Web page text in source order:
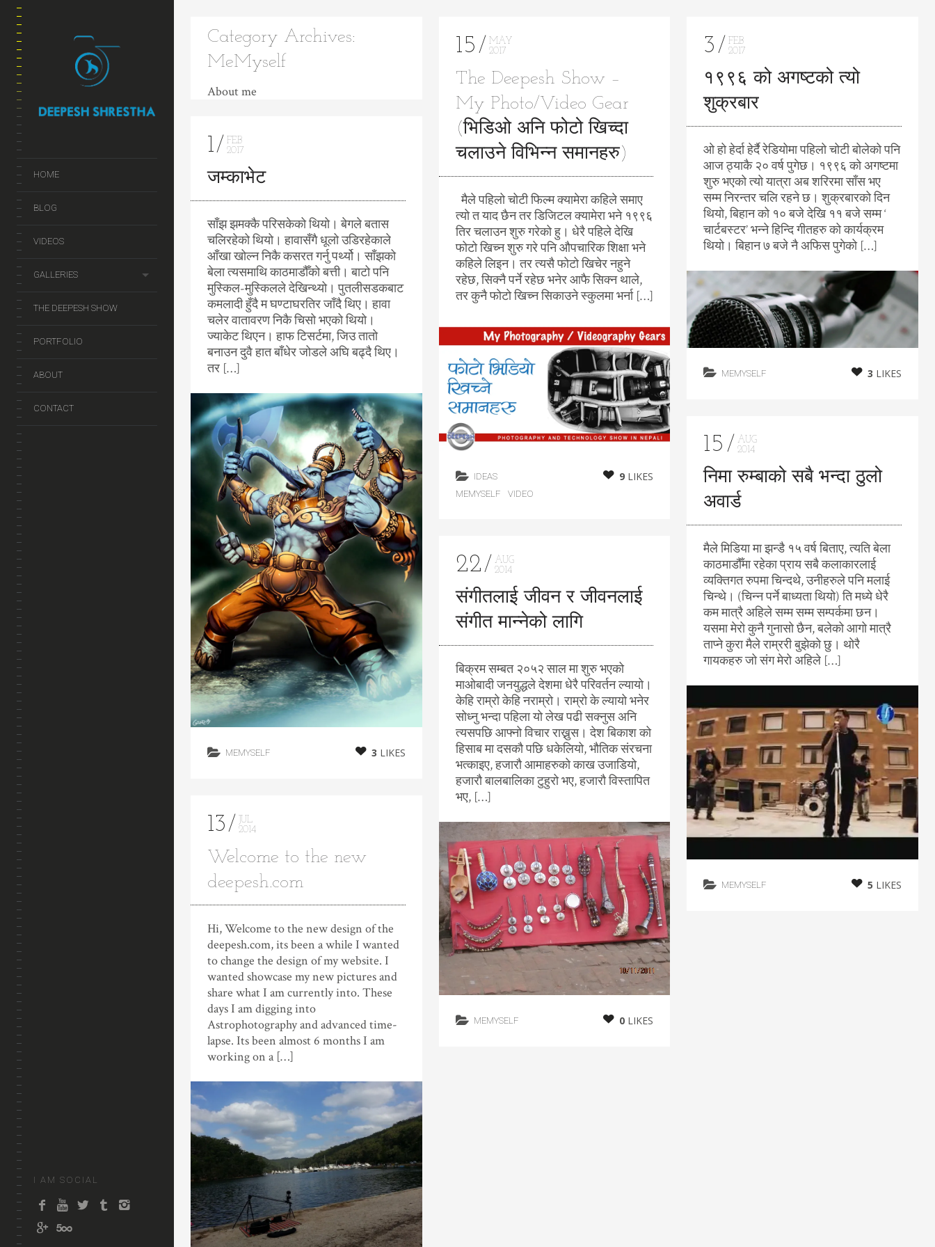
HOME
BLOG
VIDEOS
GALLERIES
THE DEEPESH SHOW
PORTFOLIO
ABOUT
CONTACT
I AM SOCIAL
Category Archives:
MeMyself
About me
1
FEB
2017
जम्काभेट
साँझ झमक्कै परिसकेको थियो। बेगले बतास
चलिरहेको थियो। हावासँगै धूलो उडिरहेकाले
आँखा खोल्न निकै कसरत गर्नु पर्थ्यो। साँझको
बेला त्यसमाथि काठमाडौँको बत्ती। बाटो पनि
मुस्किल-मुस्किलले देखिन्थ्यो। पुतलीसडकबाट
कमलादी हुँदै म घण्टाघरतिर जाँदै थिए। हावा
चलेर वातावरण निकै चिसो भएको थियो।
ज्याकेट थिएन। हाफ टिसर्टमा, जिउ तातो
बनाउन दुवै हात बाँधेर जोडले अघि बढ्दै थिए।
तर […]
MEMYSELF 3 LIKES
13
JUL
2014
Welcome to the new
deepesh.com
Hi, Welcome to the new design of the
deepesh.com, its been a while I wanted
to change the design of my website. I
wanted showcase my new pictures and
share what I am currently into. These
days I am digging into
Astrophotography and advanced time-
lapse. Its been almost 6 months I am
working on a […]
15
MAY
2017
The Deepesh Show –
My Photo/Video Gear
(भिडिओ अनि फोटो खिच्दा
चलाउने विभिन्न समानहरु)
मैले पहिलो चोटी फिल्म क्यामेरा कहिले समाए
त्यो त याद छैन तर डिजिटल क्यामेरा भने १९९६
तिर चलाउन शुरु गरेको हु। धेरै पहिले देखि
फोटो खिच्न शुरु गरे पनि औपचारिक शिक्षा भने
कहिले लिइन। तर त्यसै फोटो खिचेर नहुने
रहेछ, सिक्नै पर्ने रहेछ भनेर आफै सिक्न थाले,
तर कुनै फोटो खिच्न सिकाउने स्कुलमा भर्ना […]
IDEAS
MEMYSELF
VIDEO
9 LIKES
22
AUG
2014
संगीतलाई जीवन र जीवनलाई
संगीत मान्नेको लागि
बिक्रम सम्बत २०५२ साल मा शुरु भएको
माओबादी जनयुद्धले देशमा धेरै परिवर्तन ल्यायो।
केहि राम्रो केहि नराम्रो। राम्रो के ल्यायो भनेर
सोध्नु भन्दा पहिला यो लेख पढी सक्नुस अनि
त्यसपछि आफ्नो विचार राख्नुस। देश बिकाश को
हिसाब मा दसकौ पछि धकेलियो, भौतिक संरचना
भत्काइए, हजारौ आमाहरुको काख उजाडियो,
हजारौ बालबालिका टुहुरो भए, हजारौ विस्तापित
भए, […]
MEMYSELF 0 LIKES
3
FEB
2017
१९९६ को अगष्टको त्यो
शुक्रबार
ओ हो हेर्दा हेर्दै रेडियोमा पहिलो चोटी बोलेको पनि
आज ठ्याकै २० वर्ष पुगेछ। १९९६ को अगष्टमा
शुरु भएको त्यो यात्रा अब शरिरमा साँस भए
सम्म निरन्तर चलि रहने छ। शुक्रबारको दिन
थियो, बिहान को १० बजे देखि ११ बजे सम्म ‘
चार्टबस्टर’ भन्ने हिन्दि गीतहरु को कार्यक्रम
थियो। बिहान ७ बजे नै अफिस पुगेको […]
MEMYSELF 3 LIKES
15
AUG
2014
निमा रुम्बाको सबै भन्दा ठुलो
अवार्ड
मैले मिडिया मा झन्डै १५ वर्ष बिताए, त्यति बेला
काठमाडौँमा रहेका प्राय सबै कलाकारलाई
व्यक्तिगत रुपमा चिन्दथे, उनीहरुले पनि मलाई
चिन्थे। (चिन्न पर्ने बाध्यता थियो) ति मध्ये धेरै
कम मात्रै अहिले सम्म सम्म सम्पर्कमा छन।
यसमा मेरो कुनै गुनासो छैन, बलेको आगो मात्रै
ताप्ने कुरा मैले राम्ररी बुझेको छु। थोरै
गायकहरु जो संग मेरो अहिले […]
MEMYSELF 5 LIKES